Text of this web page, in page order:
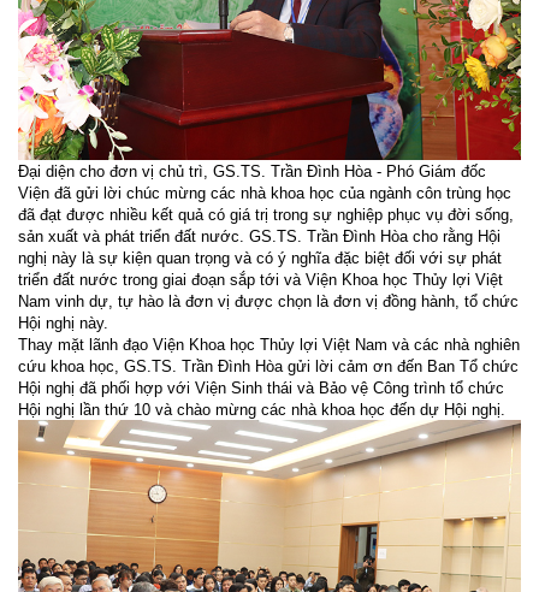
Đại diện cho đơn vị chủ trì, GS.TS. Trần Đình Hòa - Phó Giám đốc
Viện đã gửi lời chúc mừng các nhà khoa học của ngành côn trùng học
đã đạt được nhiều kết quả có giá trị trong sự nghiệp phục vụ đời sống,
sản xuất và phát triển đất nước. GS.TS. Trần Đình Hòa cho rằng Hội
nghị này là sự kiện quan trọng và có ý nghĩa đặc biệt đối với sự phát
triển đất nước trong giai đoạn sắp tới và Viện Khoa học Thủy lợi Việt
Nam vinh dự, tự hào là đơn vị được chọn là đơn vị đồng hành, tổ chức
Hội nghị này.
Thay mặt lãnh đạo Viện Khoa học Thủy lợi Việt Nam và các nhà nghiên
cứu khoa học, GS.TS. Trần Đình Hòa gửi lời cảm ơn đến Ban Tổ chức
Hội nghị đã phối hợp với Viện Sinh thái và Bảo vệ Công trình tổ chức
Hội nghị lần thứ 10 và chào mừng các nhà khoa học đến dự Hội nghị.